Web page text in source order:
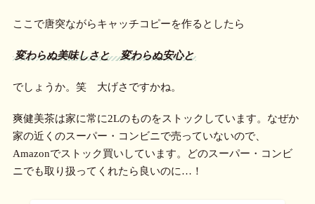
ここで唐突ながらキャッチコピーを作るとしたら
変わらぬ美味しさと 変わらぬ安心と
でしょうか。笑 大げさですかね。
爽健美茶は家に常に2Lのものをストックしています。なぜか
家の近くのスーパー・コンビニで売っていないので、
Amazonでストック買いしています。どのスーパー・コンビ
ニでも取り扱ってくれたら良いのに…！